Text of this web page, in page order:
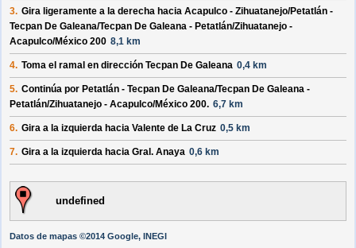
3. Gira ligeramente a la derecha hacia Acapulco - Zihuatanejo/Petatlán -
Tecpan De Galeana/Tecpan De Galeana - Petatlán/Zihuatanejo -
Acapulco/México 200 8,1 km
4. Toma el ramal en dirección Tecpan De Galeana 0,4 km
5. Continúa por Petatlán - Tecpan De Galeana/Tecpan De Galeana -
Petatlán/Zihuatanejo - Acapulco/México 200. 6,7 km
6. Gira a la izquierda hacia Valente de La Cruz 0,5 km
7. Gira a la izquierda hacia Gral. Anaya 0,6 km
undefined
Datos de mapas ©2014 Google, INEGI